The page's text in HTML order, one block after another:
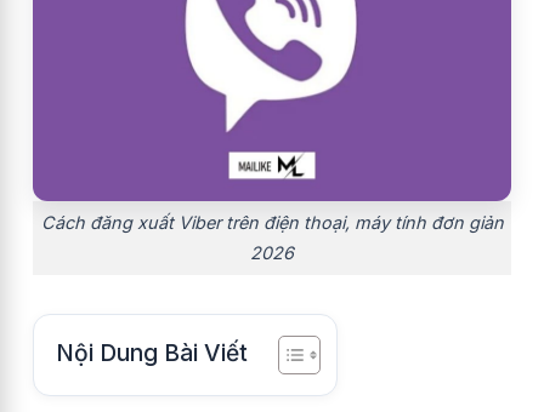
Cách đăng xuất Viber trên điện thoại, máy tính đơn giản
2026
Nội Dung Bài Viết